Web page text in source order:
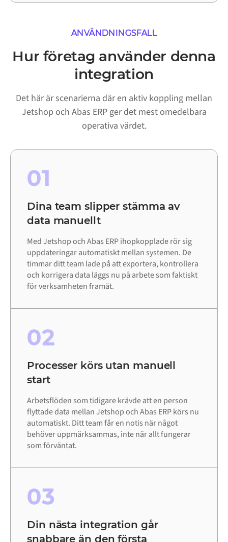
ANVÄNDNINGSFALL
Hur företag använder denna
integration
Det här är scenarierna där en aktiv koppling mellan
Jetshop och Abas ERP ger det mest omedelbara
operativa värdet.
01
Dina team slipper stämma av
data manuellt
Med Jetshop och Abas ERP ihopkopplade rör sig
uppdateringar automatiskt mellan systemen. De
timmar ditt team lade på att exportera, kontrollera
och korrigera data läggs nu på arbete som faktiskt
för verksamheten framåt.
02
Processer körs utan manuell
start
Arbetsflöden som tidigare krävde att en person
flyttade data mellan Jetshop och Abas ERP körs nu
automatiskt. Ditt team får en notis när något
behöver uppmärksammas, inte när allt fungerar
som förväntat.
03
Din nästa integration går
snabbare än den första